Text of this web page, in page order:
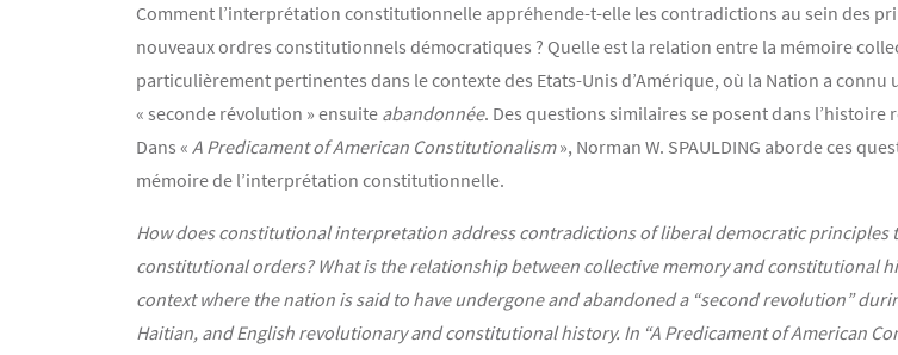
Comment l’interprétation constitutionnelle appréhende-t-elle les contradictions au sein des
nouveaux ordres constitutionnels démocratiques ? Quelle est la relation entre la mémoire
particulièrement pertinentes dans le contexte des Etats-Unis d’Amérique, où la Nation a
« seconde révolution » ensuite abandonnée. Des questions similaires se posent dans
Dans « A Predicament of American Constitutionalism», Norman W. SPAULDING aborde ces
mémoire de l’interprétation constitutionnelle.
How does constitutional interpretation address contradictions of liberal democratic
constitutional orders? What is the relationship between collective memory and constitutional
context where the nation is said to have undergone and abandoned a “second revolution”
Haitian, and English revolutionary and constitutional history. In “A Predicament of American